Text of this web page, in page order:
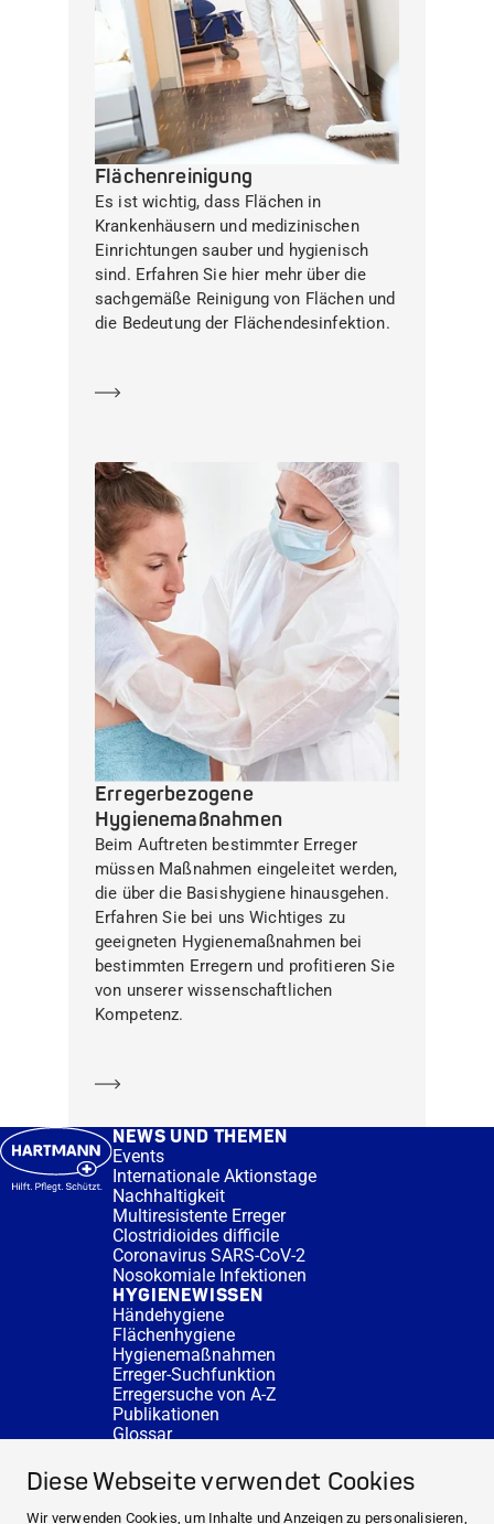
Diese Webseite verwendet Cookies
Wir verwenden Cookies, um Inhalte und Anzeigen zu personalisieren,
Flächenreinigung
Es ist wichtig, dass Flächen in
Krankenhäusern und medizinischen
Einrichtungen sauber und hygienisch
sind. Erfahren Sie hier mehr über die
sachgemäße Reinigung von Flächen und
die Bedeutung der Flächendesinfektion.
Erregerbezogene
Hygienemaßnahmen
Beim Auftreten bestimmter Erreger
müssen Maßnahmen eingeleitet werden,
die über die Basishygiene hinausgehen.
Erfahren Sie bei uns Wichtiges zu
geeigneten Hygienemaßnahmen bei
bestimmten Erregern und profitieren Sie
von unserer wissenschaftlichen
Kompetenz.
NEWS UND THEMEN
Events
Internationale Aktionstage
Nachhaltigkeit
Multiresistente Erreger
Clostridioides difficile
Coronavirus SARS-CoV-2
Nosokomiale Infektionen
HYGIENEWISSEN
Händehygiene
Flächenhygiene
Hygienemaßnahmen
Erreger-Suchfunktion
Erregersuche von A-Z
Publikationen
Glossar
SERVICE
Fachberatung
DESINFACTS